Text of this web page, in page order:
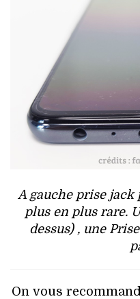
A gauche prise jack
plus en plus rare.
dessus) , une
On vous